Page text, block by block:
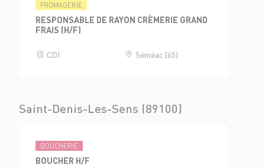
FROMAGERIE
RESPONSABLE DE RAYON CRÈMERIE GRAND
FRAIS (H/F)
CDI Séméac (65)
Saint-Denis-Les-Sens (89100)
BOUCHERIE
BOUCHER H/F